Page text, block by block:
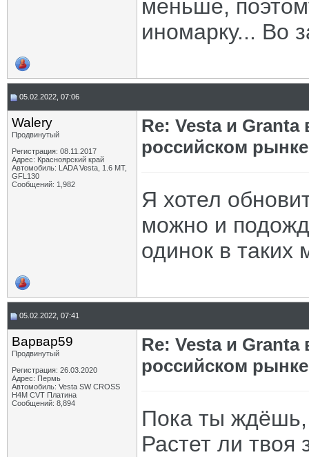
меньше,
иномарку... Во
05.02.2022, 07:06
Walery
Продвинутый
Регистрация: 08.11.2017
Адрес: Красноярский край
Автомобиль: LADA Vesta, 1.6 МТ,
GFL130
Сообщений: 1,982
Re: Vesta и
российском рынке
Я хотел
можно и
одинок в таких
05.02.2022, 07:41
Варвар59
Продвинутый
Регистрация: 26.03.2020
Адрес: Пермь
Автомобиль: Vesta SW CROSS
H4M CVT Платина
Сообщений: 8,894
Re: Vesta и
российском рынке
Пока ты ждёшь,
Растет ли твоя